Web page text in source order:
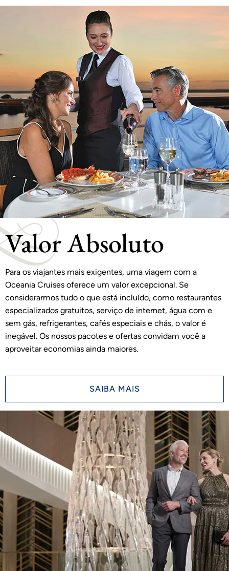
Valor Absoluto
Para os viajantes mais exigentes, uma viagem com a
Oceania Cruises oferece um valor excepcional. Se
considerarmos tudo o que está incluído, como restaurantes
especializados gratuitos, serviço de internet, água com e
sem gás, refrigerantes, cafés especiais e chás, o valor é
inegável. Os nossos pacotes e ofertas convidam você a
aproveitar economias ainda maiores.
SAIBA MAIS